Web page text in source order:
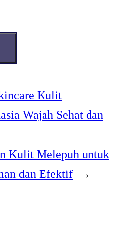
Kulit
Wajah Sehat dan
Kulit Melepuh untuk
dan Efektif
→